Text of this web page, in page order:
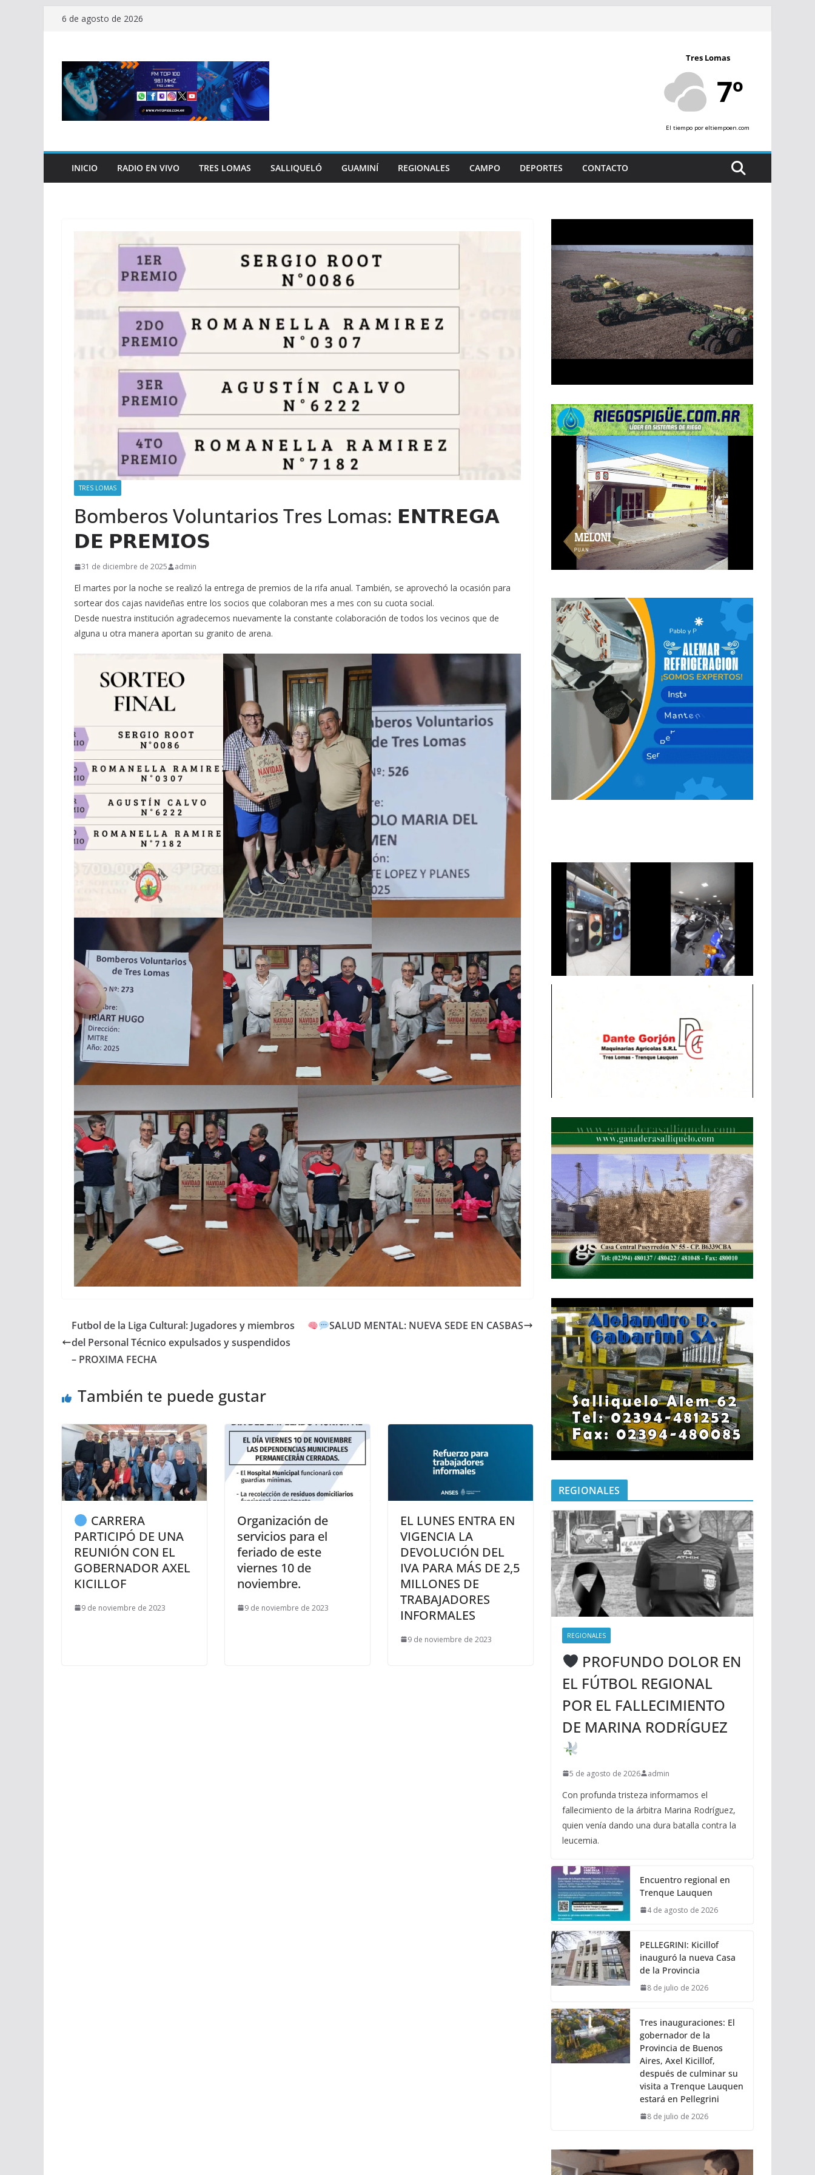
Saltar6 de agosto de 2026
Tres Lomas
7º
El tiempo por eltiempoen.com
INICIO RADIO EN VIVO TRES LOMAS SALLIQUELÓ GUAMINÍ REGIONALES CAMPO DEPORTES CONTACTO
TRES LOMAS
Bomberos Voluntarios Tres Lomas: 𝗘𝗡𝗧𝗥𝗘𝗚𝗔
𝗗𝗘 𝗣𝗥𝗘𝗠𝗜𝗢𝗦
31 de diciembre de 2025 admin
El martes por la noche se realizó la entrega de premios de la rifa anual. También, se aprovechó la ocasión para
sortear dos cajas navideñas entre los socios que colaboran mes a mes con su cuota social.
Desde nuestra institución agradecemos nuevamente la constante colaboración de todos los vecinos que de
alguna u otra manera aportan su granito de arena.
Futbol de la Liga Cultural: Jugadores y miembros
del Personal Técnico expulsados y suspendidos
– PROXIMA FECHA
SALUD MENTAL: NUEVA SEDE EN CASBAS
También te puede gustar
CARRERA
PARTICIPÓ DE UNA
REUNIÓN CON EL
GOBERNADOR AXEL
KICILLOF
9 de noviembre de 2023
Organización de
servicios para el
feriado de este
viernes 10 de
noviembre.
9 de noviembre de 2023
EL LUNES ENTRA EN
VIGENCIA LA
DEVOLUCIÓN DEL
IVA PARA MÁS DE 2,5
MILLONES DE
TRABAJADORES
INFORMALES
9 de noviembre de 2023
REGIONALES
REGIONALES
PROFUNDO DOLOR EN
EL FÚTBOL REGIONAL
POR EL FALLECIMIENTO
DE MARINA RODRÍGUEZ
5 de agosto de 2026 admin
Con profunda tristeza informamos el
fallecimiento de la árbitra Marina Rodríguez,
quien venía dando una dura batalla contra la
leucemia.
Encuentro regional en
Trenque Lauquen
4 de agosto de 2026
PELLEGRINI: Kicillof
inauguró la nueva Casa
de la Provincia
8 de julio de 2026
Tres inauguraciones: El
gobernador de la
Provincia de Buenos
Aires, Axel Kicillof,
después de culminar su
visita a Trenque Lauquen
estará en Pellegrini
8 de julio de 2026